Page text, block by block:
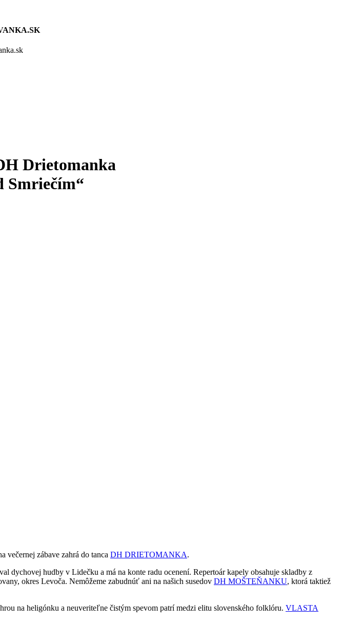
Drietomanka
Smriečím“
večernej zábave zahrá do tanca DH DRIETOMANKA.
dychovej hudby v Lidečku a má na konte radu ocenení. Repertoár kapely obsahuje skladby z
okres Levoča. Nemôžeme zabudnúť ani na našich susedov DH MOŠTEŇANKU, ktorá taktiež
na heligónku a neuveriteľne čistým spevom patrí medzi elitu slovenského folklóru. VLASTA